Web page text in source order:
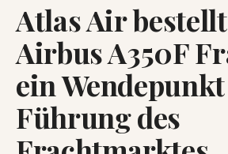
Atlas Air
Airbus A350F
ein
Führung des